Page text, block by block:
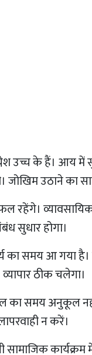
उच्च के हैं। आय
जोखिम उठाने का
रहेंगे।
सुधार होगा।
का समय आ गया है।
ठीक चलेगा।
समय अनुकूल नहीं
न करें।
सामाजिक